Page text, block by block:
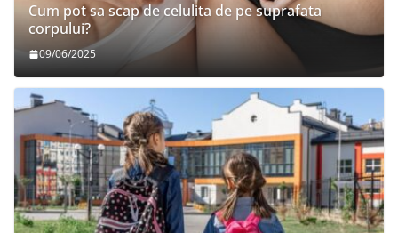
Cum pot sa scap de celulita de pe suprafata
corpului?
09/06/2025